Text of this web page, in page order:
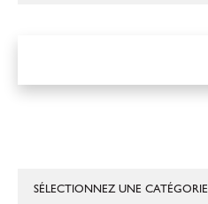
SÉLECTIONNEZ UNE CATÉGORIE